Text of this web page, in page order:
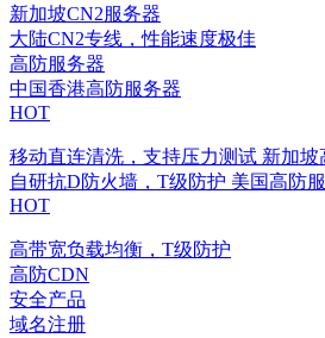
新加坡CN2服务器
大陆CN2专线，性能速度极佳
高防服务器
中国香港高防服务器
HOT
移动直连清洗，支持压力测试 新加坡
自研抗D防火墙，T级防护 美国高防
HOT
高带宽负载均衡，T级防护
高防CDN
安全产品
域名注册